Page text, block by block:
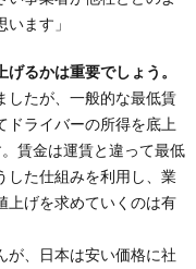
ます」
るかは重要でしょう。
したが、一般的な最低賃
ドライバーの所得を底上
賃金は運賃と違って最低
した仕組みを利用し、業
上げを求めていくのは有
が、日本は安い価格に社